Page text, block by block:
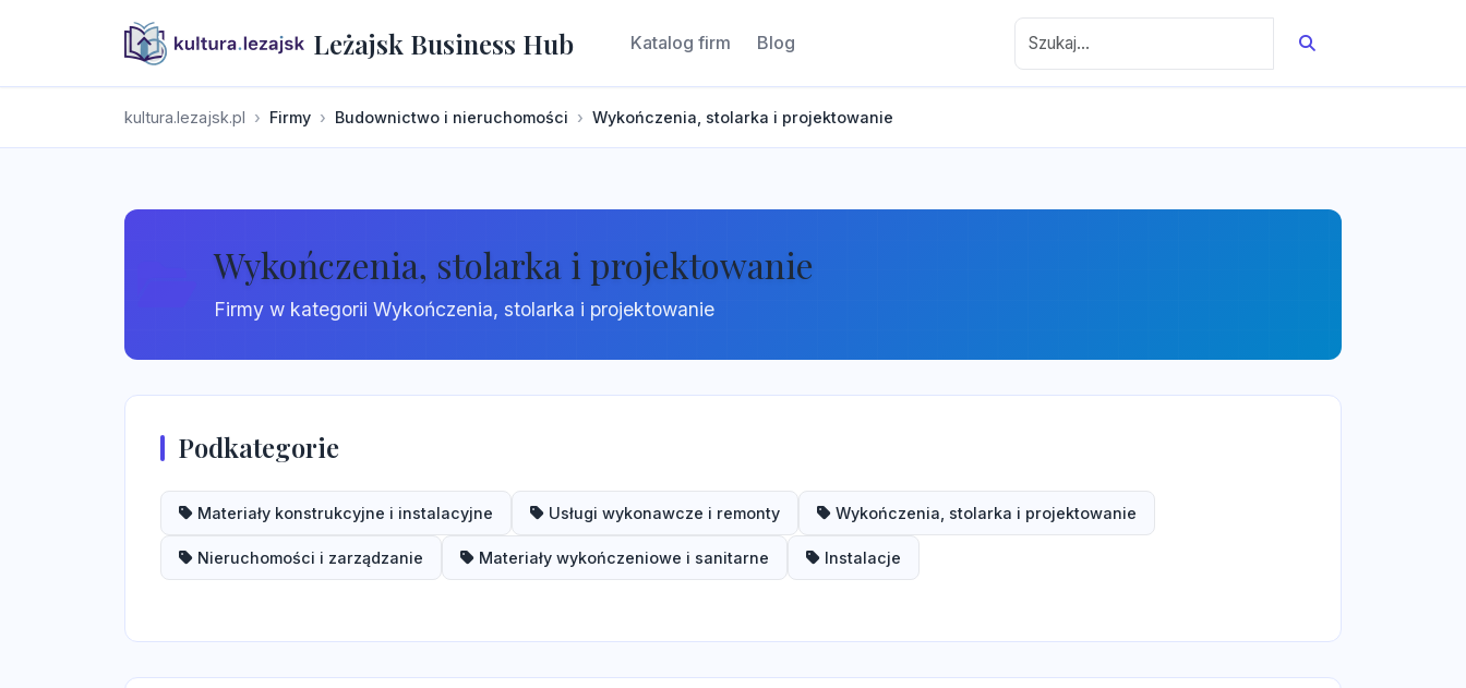
Leżajsk Business Hub Katalog firm Blog
kultura.lezajsk.pl Firmy Budownictwo i nieruchomości Wykończenia, stolarka i projektowanie
Wykończenia, stolarka i projektowanie
Firmy w kategorii Wykończenia, stolarka i projektowanie
Podkategorie
Materiały konstrukcyjne i instalacyjne Usługi wykonawcze i remonty Wykończenia, stolarka i projektowanie
Nieruchomości i zarządzanie Materiały wykończeniowe i sanitarne Instalacje